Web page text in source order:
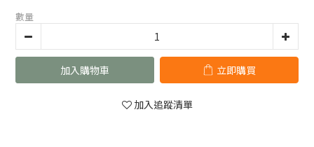
數量
加入購物車 立即購買
加入追蹤清單